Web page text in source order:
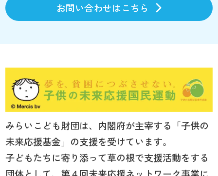
お問い合わせはこちら
みらいこども財団は、内閣府が主宰する「子供の
未来応援基金」の支援を受けています。
子どもたちに寄り添って草の根で支援活動をする